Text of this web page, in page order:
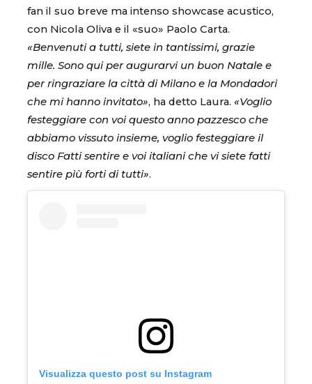
fan il suo breve ma intenso showcase acustico,
con Nicola Oliva e il «suo» Paolo Carta.
«Benvenuti a tutti, siete in tantissimi, grazie
mille. Sono qui per augurarvi un buon Natale e
per ringraziare la città di Milano e la Mondadori
che mi hanno invitato», ha detto Laura. «Voglio
festeggiare con voi questo anno pazzesco che
abbiamo vissuto insieme, voglio festeggiare il
disco Fatti sentire e voi italiani che vi siete fatti
sentire più forti di tutti».
Visualizza questo post su Instagram